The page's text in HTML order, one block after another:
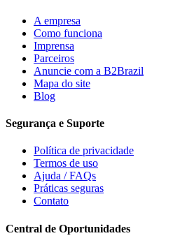
A empresa
Como funciona
Imprensa
Parceiros
Anuncie com a B2Brazil
Mapa do site
Blog
Segurança e Suporte
Política de privacidade
Termos de uso
Ajuda / FAQs
Práticas seguras
Contato
Central de Oportunidades